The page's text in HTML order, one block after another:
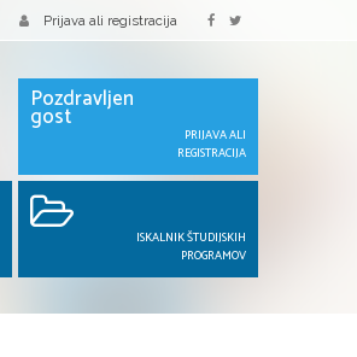
Prijava ali registracija
Pozdravljen
gost
PRIJAVA ALI
REGISTRACIJA
ISKALNIK ŠTUDIJSKIH
PROGRAMOV